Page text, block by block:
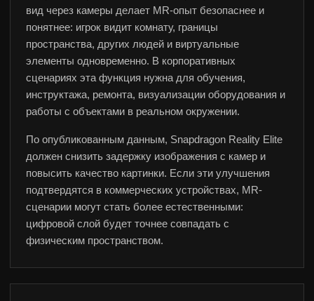
вид через камеры делает MR-опыт безопаснее и
понятнее: игрок видит комнату, границы
пространства, других людей и виртуальные
элементы одновременно. В корпоративных
сценариях эта функция нужна для обучения,
инструктажа, ремонта, визуализации оборудования и
работы с объектами в реальном окружении.
По опубликованным данным, Snapdragon Reality Elite
должен снизить задержку изображения с камер и
повысить качество картинки. Если эти улучшения
подтвердятся в коммерческих устройствах, MR-
сценарии могут стать более естественными:
цифровой слой будет точнее совпадать с
физическим пространством.